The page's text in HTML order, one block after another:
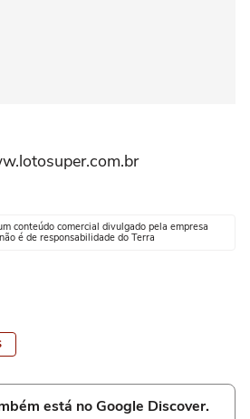
conteúdo comercial divulgado pela empresa
é de responsabilidade do Terra
está no Google Discover.